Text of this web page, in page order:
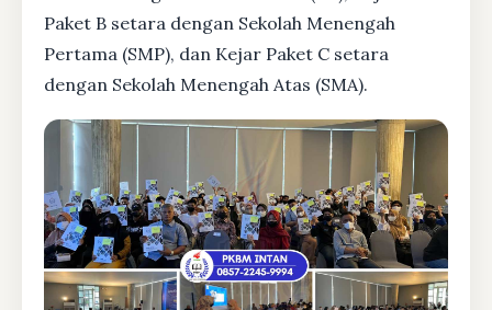
Paket B setara dengan Sekolah Menengah
Pertama (SMP), dan Kejar Paket C setara
dengan Sekolah Menengah Atas (SMA).